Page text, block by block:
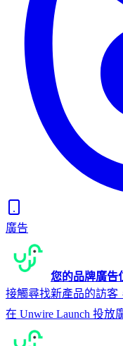
廣告
您的品牌廣告
接觸尋找新產品的訪客
在 Unwire Launch 投放